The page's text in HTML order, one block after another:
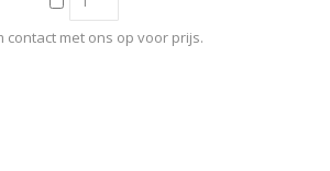
contact met ons op voor prijs.